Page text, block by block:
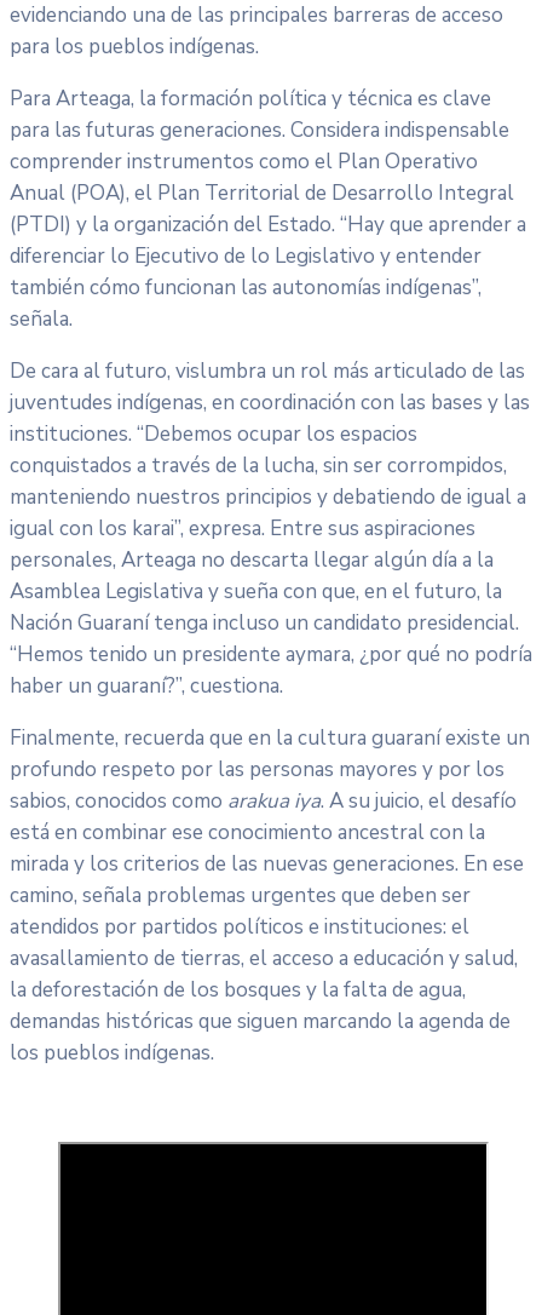
evidenciando una de las principales barreras de acceso
para los pueblos indígenas.
Para Arteaga, la formación política y técnica es clave
para las futuras generaciones. Considera indispensable
comprender instrumentos como el Plan Operativo
Anual (POA), el Plan Territorial de Desarrollo Integral
(PTDI) y la organización del Estado. “Hay que aprender a
diferenciar lo Ejecutivo de lo Legislativo y entender
también cómo funcionan las autonomías indígenas”,
señala.
De cara al futuro, vislumbra un rol más articulado de las
juventudes indígenas, en coordinación con las bases y las
instituciones. “Debemos ocupar los espacios
conquistados a través de la lucha, sin ser corrompidos,
manteniendo nuestros principios y debatiendo de igual a
igual con los karai”, expresa. Entre sus aspiraciones
personales, Arteaga no descarta llegar algún día a la
Asamblea Legislativa y sueña con que, en el futuro, la
Nación Guaraní tenga incluso un candidato presidencial.
“Hemos tenido un presidente aymara, ¿por qué no podría
haber un guaraní?”, cuestiona.
Finalmente, recuerda que en la cultura guaraní existe un
profundo respeto por las personas mayores y por los
sabios, conocidos como arakua iya. A su juicio, el desafío
está en combinar ese conocimiento ancestral con la
mirada y los criterios de las nuevas generaciones. En ese
camino, señala problemas urgentes que deben ser
atendidos por partidos políticos e instituciones: el
avasallamiento de tierras, el acceso a educación y salud,
la deforestación de los bosques y la falta de agua,
demandas históricas que siguen marcando la agenda de
los pueblos indígenas.